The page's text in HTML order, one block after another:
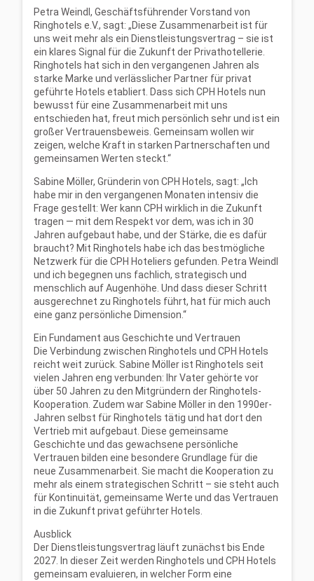
Petra Weindl, Geschäftsführender Vorstand von
Ringhotels e.V., sagt: „Diese Zusammenarbeit ist für
uns weit mehr als ein Dienstleistungsvertrag – sie ist
ein klares Signal für die Zukunft der Privathotellerie.
Ringhotels hat sich in den vergangenen Jahren als
starke Marke und verlässlicher Partner für privat
geführte Hotels etabliert. Dass sich CPH Hotels nun
bewusst für eine Zusammenarbeit mit uns
entschieden hat, freut mich persönlich sehr und ist ein
großer Vertrauensbeweis. Gemeinsam wollen wir
zeigen, welche Kraft in starken Partnerschaften und
gemeinsamen Werten steckt.“
Sabine Möller, Gründerin von CPH Hotels, sagt: „Ich
habe mir in den vergangenen Monaten intensiv die
Frage gestellt: Wer kann CPH wirklich in die Zukunft
tragen — mit dem Respekt vor dem, was ich in 30
Jahren aufgebaut habe, und der Stärke, die es dafür
braucht? Mit Ringhotels habe ich das bestmögliche
Netzwerk für die CPH Hoteliers gefunden. Petra Weindl
und ich begegnen uns fachlich, strategisch und
menschlich auf Augenhöhe. Und dass dieser Schritt
ausgerechnet zu Ringhotels führt, hat für mich auch
eine ganz persönliche Dimension.“
Ein Fundament aus Geschichte und Vertrauen
Die Verbindung zwischen Ringhotels und CPH Hotels
reicht weit zurück. Sabine Möller ist Ringhotels seit
vielen Jahren eng verbunden: Ihr Vater gehörte vor
über 50 Jahren zu den Mitgründern der Ringhotels-
Kooperation. Zudem war Sabine Möller in den 1990er-
Jahren selbst für Ringhotels tätig und hat dort den
Vertrieb mit aufgebaut. Diese gemeinsame
Geschichte und das gewachsene persönliche
Vertrauen bilden eine besondere Grundlage für die
neue Zusammenarbeit. Sie macht die Kooperation zu
mehr als einem strategischen Schritt – sie steht auch
für Kontinuität, gemeinsame Werte und das Vertrauen
in die Zukunft privat geführter Hotels.
Ausblick
Der Dienstleistungsvertrag läuft zunächst bis Ende
2027. In dieser Zeit werden Ringhotels und CPH Hotels
gemeinsam evaluieren, in welcher Form eine